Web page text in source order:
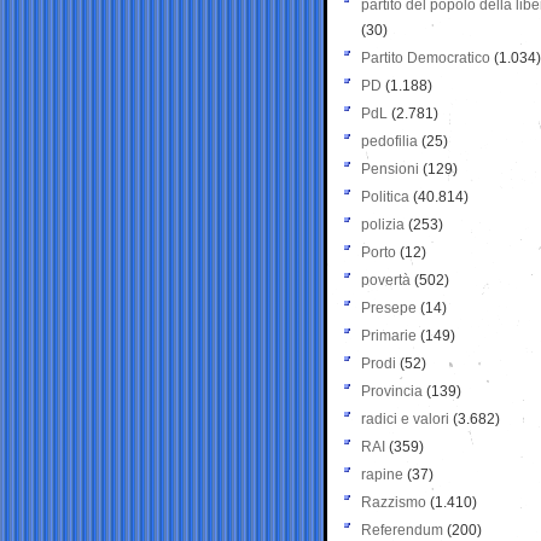
partito del popolo della
(30)
Partito Democratico (1.034)
PD (1.188)
PdL (2.781)
pedofilia (25)
Pensioni (129)
Politica (40.814)
polizia (253)
Porto (12)
povertà (502)
Presepe (14)
Primarie (149)
Prodi (52)
Provincia (139)
radici e valori (3.682)
RAI (359)
rapine (37)
Razzismo (1.410)
Referendum (200)